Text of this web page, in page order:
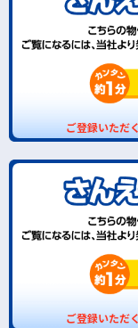
ご登録いただ
ご登録いただ